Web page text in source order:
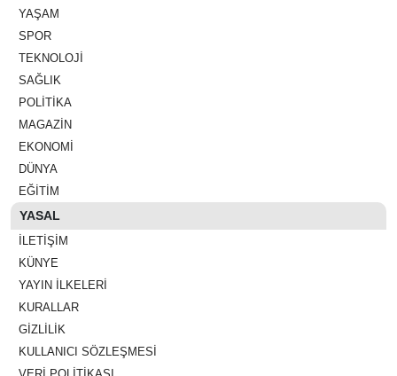
YAŞAM
SPOR
TEKNOLOJI
SAĞLIK
POLITIKA
MAGAZIN
EKONOMI
DÜNYA
EĞITIM
YASAL
İLETIŞIM
KÜNYE
YAYIN İLKELERI
KURALLAR
GIZLILIK
KULLANICI SÖZLEŞMESI